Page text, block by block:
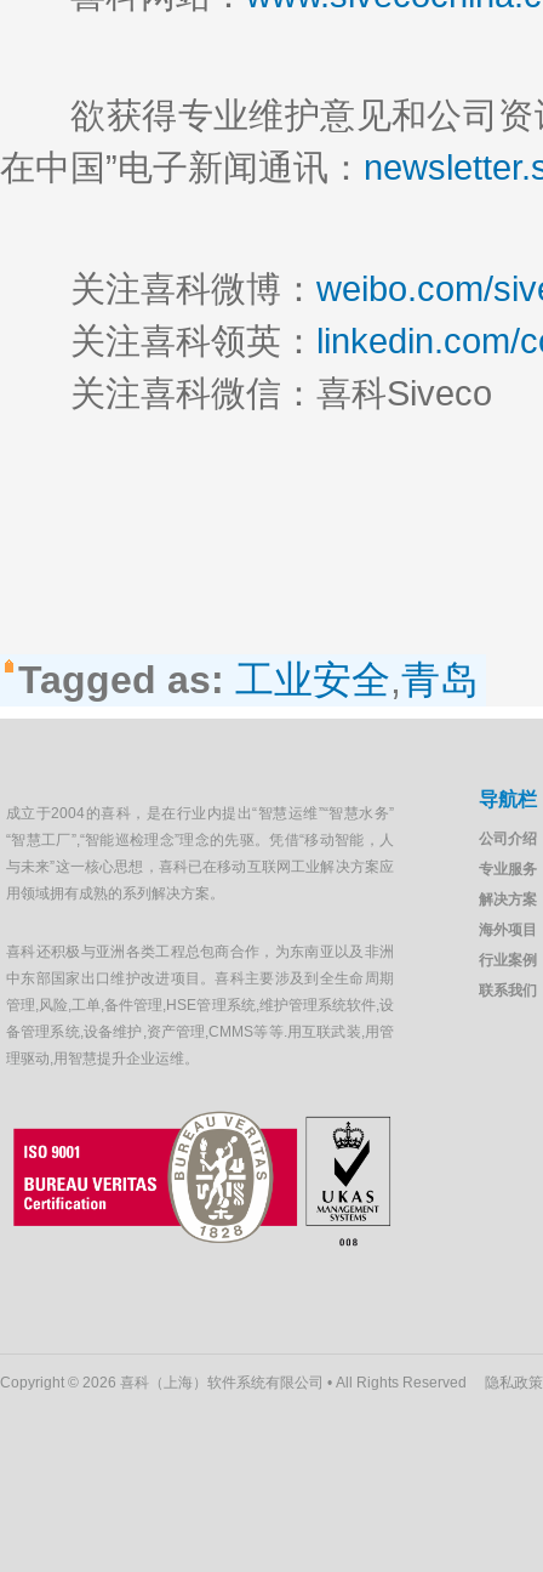
欲获得专业维护意见和公司资
在中国”电子新闻通讯：
关注喜科微博： weibo.com/
关注喜科领英： linkedin.com/
关注喜科微信：喜科Siveco
Tagged as: 工业安全,青岛
成立于2004的喜科，是在行业内提出“智慧运维”“智慧水务”
“智慧工厂”,“智能巡检理念”理念的先驱。凭借“移动智能，人
与未来”这一核心思想，喜科已在移动互联网工业解决方案应
用领域拥有成熟的系列解决方案。
喜科还积极与亚洲各类工程总包商合作，为东南亚以及非洲
中东部国家出口维护改进项目。喜科主要涉及到全生命周期
管理,风险,工单,备件管理,HSE管理系统,维护管理系统软件,设
备管理系统,设备维护,资产管理,CMMS等等.用互联武装,用管
理驱动,用智慧提升企业运维。
导航栏
公司介绍
专业服务
解决方案
海外项目
行业案例
联系我们
Copyright © 2026 喜科（上海）软件系统有限公司 • All Rights Reserved 隐私政策